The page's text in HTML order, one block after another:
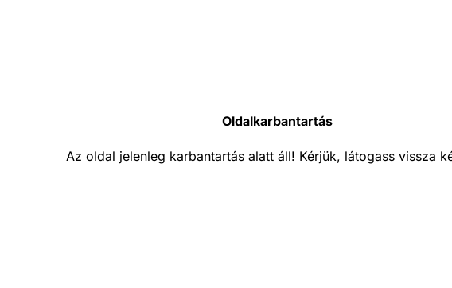
Oldalkarbantartás
Az oldal jelenleg karbantartás alatt áll! Kérjük, látogass vissza